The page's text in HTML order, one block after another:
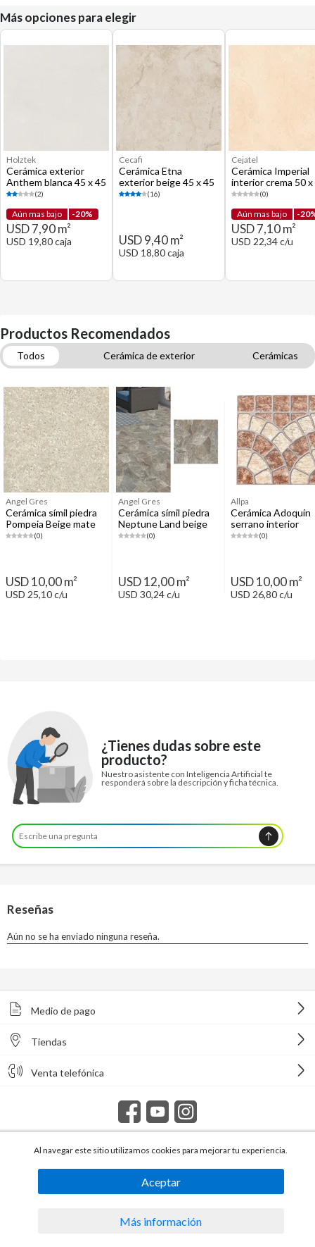
Más opciones para elegir
Holztek
Cerámica exterior
Anthem blanca 45 x 45
cm
(2)
Aún mas bajo -20%
USD 7,90 m²
USD 19,80 caja
Cecafi
Cerámica Etna
exterior beige 45 x 45
cm
(16)
USD 9,40 m²
USD 18,80 caja
Cejatel
Cerámica Imperial
interior crema 50 x
cm
(0)
Aún mas bajo -
USD 7,10 m²
USD 22,34 c/u
Productos Recomendados
Todos Cerámica de exterior
Cerámicas
Porcelanatos
Pastinas
Angel Gres
Cerámica símil piedra
Pompeia Beige mate
44 x 44 cm
(0)
USD 10,00 m²
USD 25,10 c/u
Angel Gres
Cerámica símil piedra
Neptune Land beige
mate 60 x 60 cm
(0)
USD 12,00 m²
USD 30,24 c/u
Allpa
Cerámica Adoquín
serrano interior
exterior beige 36 x
(0)
USD 10,00 m²
USD 26,80 c/u
¿Tienes dudas sobre este
producto?
Nuestro asistente con Inteligencia Artificial te
responderá sobre la descripción y ficha técnica.
Medio de pago
Tiendas
Venta telefónica
Todos los derechos reservados Homecenter Sodimac S.A. | R.U.T.
216996650015.
Al navegar este sitio utilizamos cookies para mejorar tu experiencia.
Aceptar
Más información